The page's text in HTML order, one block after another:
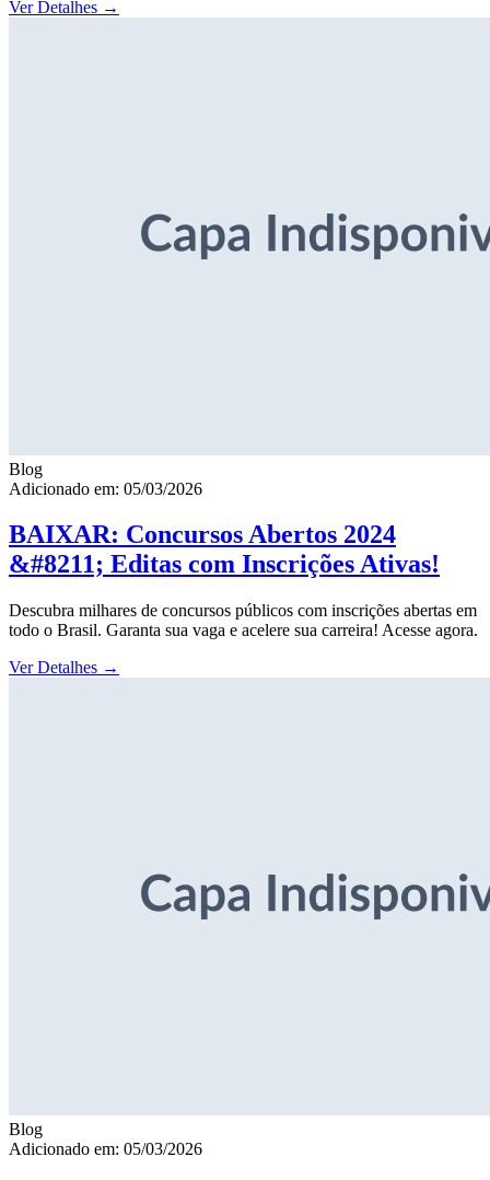
Ver Detalhes →
Blog
Adicionado em: 05/03/2026
BAIXAR: Concursos Abertos 2024
&#8211; Editas com Inscrições Ativas!
Descubra milhares de concursos públicos com inscrições abertas em
todo o Brasil. Garanta sua vaga e acelere sua carreira! Acesse agora.
Ver Detalhes →
Blog
Adicionado em: 05/03/2026